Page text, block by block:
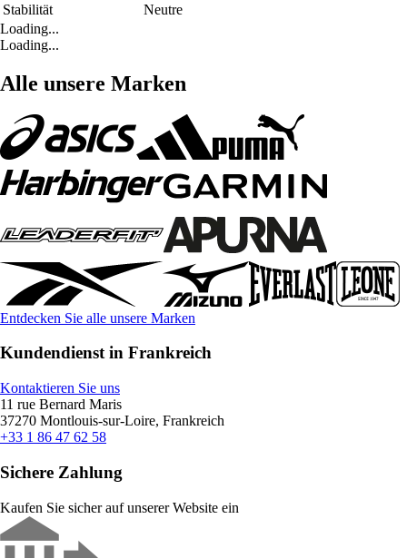
Stabilität
Neutre
Loading...
Loading...
Alle unsere Marken
Entdecken Sie alle unsere Marken
Kundendienst in Frankreich
Kontaktieren Sie uns
11 rue Bernard Maris
37270 Montlouis-sur-Loire, Frankreich
+33 1 86 47 62 58
Sichere Zahlung
Kaufen Sie sicher auf unserer Website ein